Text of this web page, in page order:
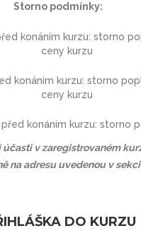
Storno podmínky:
konáním kurzu: storno
ceny kurzu
konáním kurzu: storno
ceny kurzu
konáním kurzu: storno
účasti v zaregistrovaném
na adresu uvedenou v sekci
DO KURZU